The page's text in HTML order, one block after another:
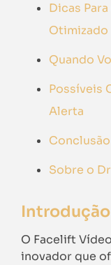
Dicas
Otimizado
Quando
Possíveis
Alerta
Conclusão
Sobre o
Introdução
O Facelift
inovador que